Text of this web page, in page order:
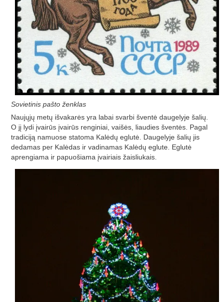
Sovietinis pašto ženklas
Naujųjų metų išvakarės yra labai svarbi šventė daugelyje šalių.
O jį lydi įvairūs įvairūs renginiai, vaišės, liaudies šventės. Pagal
tradiciją namuose statoma Kalėdų eglutė. Daugelyje šalių jis
dedamas per Kalėdas ir vadinamas Kalėdų eglute. Eglutė
aprengiama ir papuošiama įvairiais žaisliukais.